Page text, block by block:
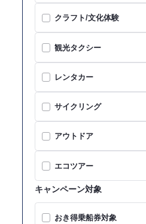
クラフト/文化体験
観光タクシー
レンタカー
サイクリング
アウトドア
エコツアー
キャンペーン対象
おき得乗船券対象